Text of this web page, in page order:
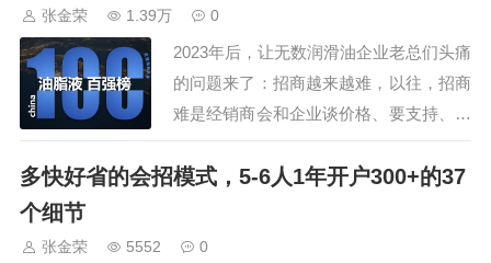
去，油圈里流行什么就跟风设计什么，哪
家产品出新了就赶快跟上，大都没有特
色，或者说是抄袭。…
张金荣 1.39万 0
2023年后，让无数润滑油企业老总们头痛
的问题来了：招商越来越难，以往，招商
难是经销商会和企业谈价格、要支持、做
方案，合作谈的很艰难，而现在的难，是
几乎没有经销商愿意谈，他们大都开始了
多快好省的会招模式，5-6人1年开户300+的37
个细节
张金荣 5552 0